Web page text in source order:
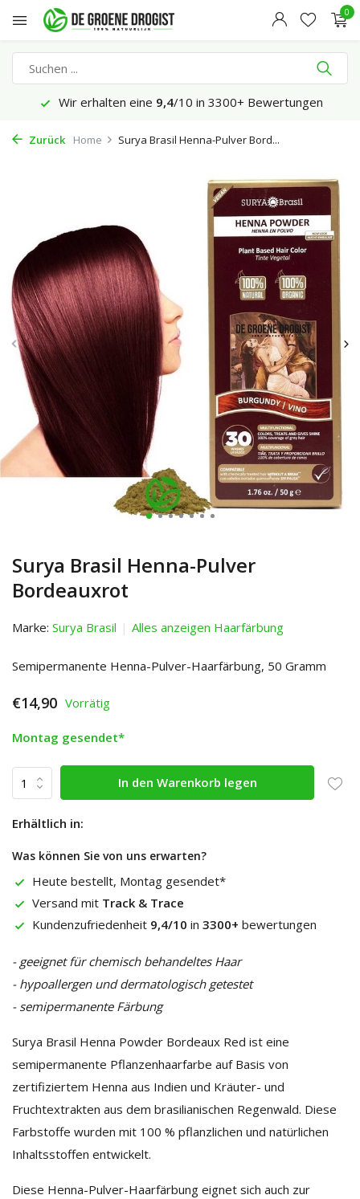
0
Wir erhalten eine 9,4/10 in 3300+ Bewertungen
Zurück Home Surya Brasil Henna-Pulver Bord...
Surya Brasil Henna-Pulver
Bordeauxrot
Marke: Surya Brasil Alles anzeigen Haarfärbung
Semipermanente Henna-Pulver-Haarfärbung, 50 Gramm
€14,90 Vorrätig
Montag gesendet*
In den Warenkorb legen
Erhältlich in:
Was können Sie von uns erwarten?
Heute bestellt, Montag gesendet*
Versand mit Track & Trace
Kundenzufriedenheit 9,4/10 in 3300+ bewertungen
- geeignet für chemisch behandeltes Haar
- hypoallergen und dermatologisch getestet
- semipermanente Färbung
Surya Brasil Henna Powder Bordeaux Red ist eine
semipermanente Pflanzenhaarfarbe auf Basis von
zertifiziertem Henna aus Indien und Kräuter- und
Fruchtextrakten aus dem brasilianischen Regenwald. Diese
Farbstoffe wurden mit 100 % pflanzlichen und natürlichen
Inhaltsstoffen entwickelt.
Diese Henna-Pulver-Haarfärbung eignet sich auch zur